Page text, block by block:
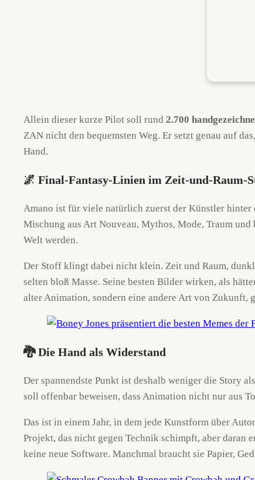
Allein dieser kurze Pilot soll rund 2.700
ZAN nicht den bequemsten Weg. Er setzt genau auf
Hand.
🌌 Final-Fantasy-Linien im Zeit-und-Raum-
Amano ist für viele natürlich zuerst der Künstler hinter
Mischung aus Art Nouveau, Mythos, Mode, Traum
Welt werden.
Der Stoff klingt dabei nicht klein. Zeit und Raum,
selten bloß Masse. Seine besten Bilder wirken, als
alter Animation, sondern eine andere Art von Zukunft,
🐉 Die Hand als Widerstand
Der spannendste Punkt ist deshalb weniger die Story
soll offenbar beweisen, dass Animation nicht nur aus
Das ist in einem Jahr, in dem jede Kunstform über
Projekt, das nicht gegen Technik schimpft, aber daran
keine neue Software. Manchmal braucht sie Papier,